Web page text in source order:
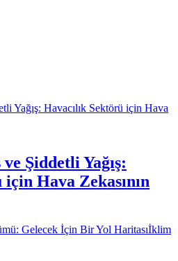
Şiddetli Yağış:
Hava Zekasının
İklim